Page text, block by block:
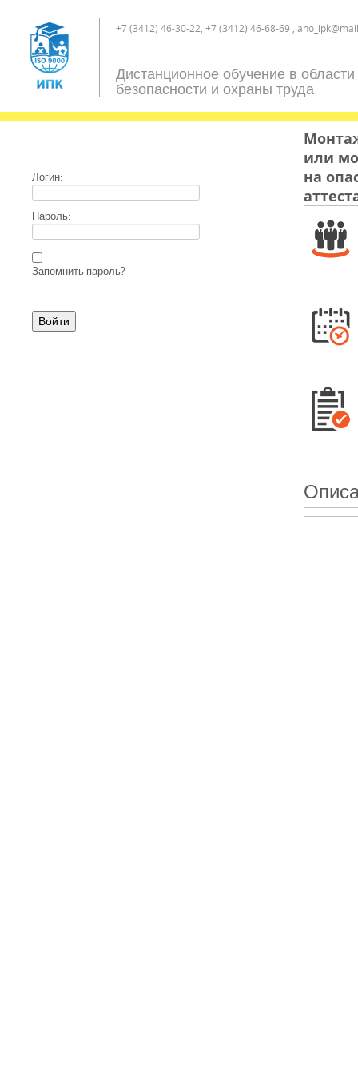
+7 (3412) 46-30-22, +7 (3412) 46-68-69 ,
Дистанционное обучение в области
безопасности и охраны труда
Логин:
Пароль:
Запомнить пароль?
или
на